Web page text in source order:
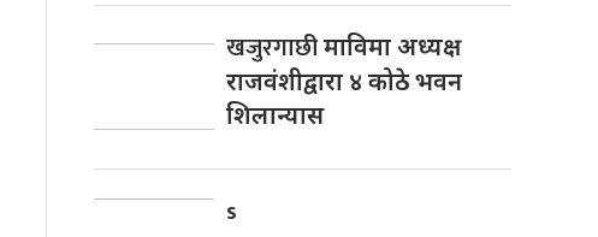
खजुरगाछीमाविमा अध्यक्ष
राजवंशीद्वारा ४ कोठे भवन
शिलान्यास
s